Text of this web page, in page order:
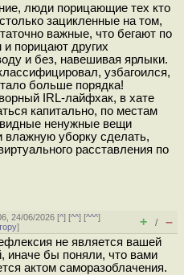
люди порицающие тех кто
зацикленные на том,
важные, что бегают по
порицают других
и без, навешивая ярлыки.
узбагоился,
больше порядка!
IRL-лайфхак, в хате
капитально, по местам
ненужные вещи
влажную уборку сделать,
расставления по
24/06/2026 [^] [^^] [^^^]
] + / –
не является вашей
иначе бы поняли, что вами
актом саморазоблачения.